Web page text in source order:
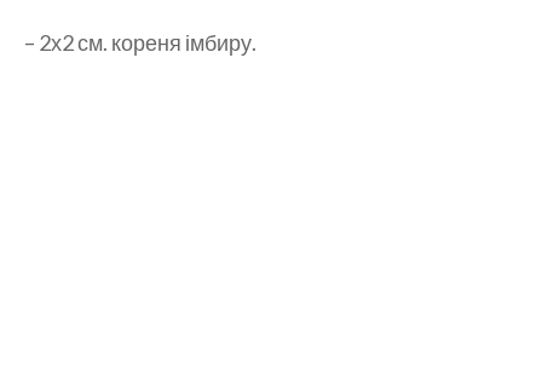
– 2х2 см. кореня імбиру.